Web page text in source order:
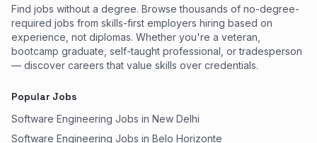
Find jobs without a degree. Browse thousands of no-degree-
required jobs from skills-first employers hiring based on
experience, not diplomas. Whether you're a veteran,
bootcamp graduate, self-taught professional, or tradesperson
— discover careers that value skills over credentials.
Popular Jobs
Software Engineering Jobs in New Delhi
Software Engineering Jobs in Belo Horizonte